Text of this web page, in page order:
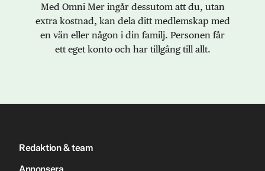
Med Omni Mer ingår dessutom att du, utan
extra kostnad, kan dela ditt medlemskap med
en vän eller någon i din familj. Personen får
ett eget konto och har tillgång till allt.
Redaktion & team